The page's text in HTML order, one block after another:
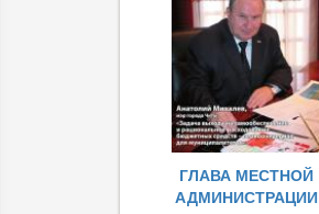
ГЛАВА МЕСТНОЙ
АДМИНИСТРАЦИИ